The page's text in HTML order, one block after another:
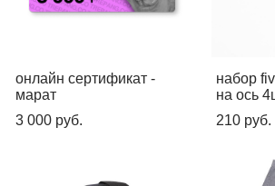
онлайн сертификат -
марат
3 000 pуб.
набор
на ось
210 pуб.